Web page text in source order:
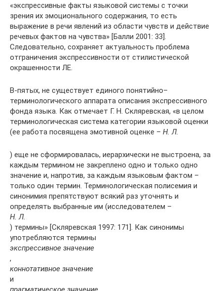
«экспрессивные факты языковой системы с точки
зрения их эмоционального содержания, то есть
выражение в речи явлений из области чувств и действие
речевых фактов на чувства» [Балли 2001: 33].
Следовательно, сохраняет актуальность проблема
отграничения экспрессивности от стилистической
окрашенности ЛЕ.
В-пятых, не существует единого понятийно–
терминологического аппарата описания экспрессивного
фонда языка. Как отмечает Г. Н. Скляревская, «в целом
терминологическая система категории языковой оценки
(ее работа посвящена эмотивной оценке – Н. Л.
) еще не сформировалась, иерархически не выстроена, за
каждым термином не закреплено одно и только одно
значение и, напротив, за каждым языковым фактом –
только один термин. Терминологическая полисемия и
синонимия препятствуют всякий раз уточнять и
определять выбранные им (исследователем –
Н. Л.
) термины» [Скляревская 1997: 171]. Как синонимы
употребляются термины
экспрессивное значение
,
коннотативное значение
и